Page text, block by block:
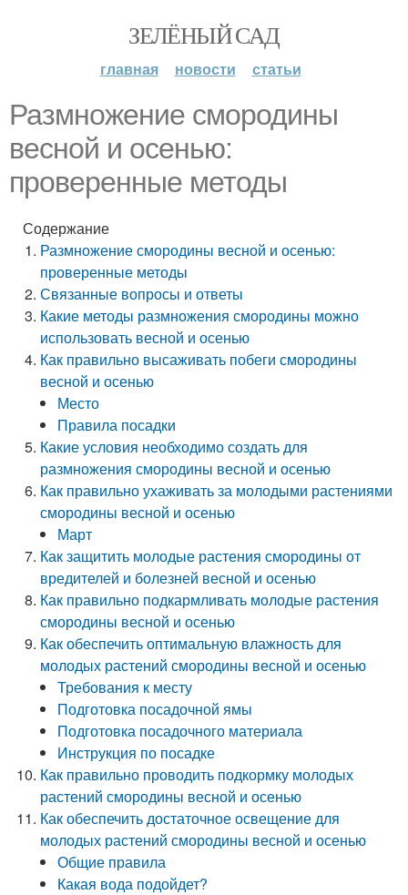
ЗЕЛЁНЫЙ САД
главная новости статьи
Размножение смородины
весной и осенью:
проверенные методы
Содержание
Размножение смородины весной и осенью:
проверенные методы
Связанные вопросы и ответы
Какие методы размножения смородины можно
использовать весной и осенью
Как правильно высаживать побеги смородины
весной и осенью
Место
Правила посадки
Какие условия необходимо создать для
размножения смородины весной и осенью
Как правильно ухаживать за молодыми растениями
смородины весной и осенью
Март
Как защитить молодые растения смородины от
вредителей и болезней весной и осенью
Как правильно подкармливать молодые растения
смородины весной и осенью
Как обеспечить оптимальную влажность для
молодых растений смородины весной и осенью
Требования к месту
Подготовка посадочной ямы
Подготовка посадочного материала
Инструкция по посадке
Как правильно проводить подкормку молодых
растений смородины весной и осенью
Как обеспечить достаточное освещение для
молодых растений смородины весной и осенью
Общие правила
Какая вода подойдет?